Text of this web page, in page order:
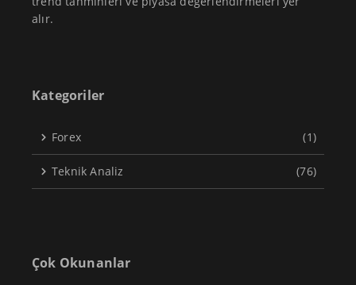
alır.
Kategoriler
Forex (1)
Teknik Analiz (76)
Çok Okunanlar